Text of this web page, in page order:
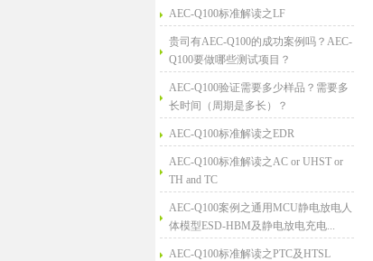
AEC-Q100标准解读之LF
贵司有AEC-Q100的成功案例吗？AEC-
Q100要做哪些测试项目？
AEC-Q100验证需要多少样品？需要多
长时间（周期是多长）？
AEC-Q100标准解读之EDR
AEC-Q100标准解读之AC or UHST or
TH and TC
AEC-Q100案例之通用MCU静电放电人
体模型ESD-HBM及静电放电充电...
AEC-Q100标准解读之PTC及HTSL